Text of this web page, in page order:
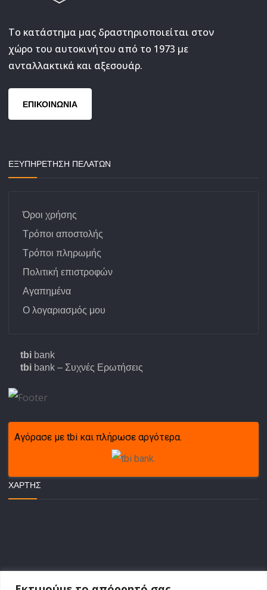
Το κατάστημα μας δραστηριοποιείται στον
χώρο του αυτοκινήτου από το 1973 με
ανταλλακτικά και αξεσουάρ.
ΕΠΙΚΟΙΝΩΝΙΑ
ΕΞΥΠΗΡΕΤΗΣΗ ΠΕΛΑΤΩΝ
Όροι χρήσης
Τρόποι αποστολής
Τρόποι πληρωμής
Πολιτική επιστροφών
Αγαπημένα
Ο λογαριασμός μου
tbi bank
tbi bank – Συχνές Ερωτήσεις
Αγόρασε με tbi και πλήρωσε αργότερα.
ΧΆΡΤΗΣ